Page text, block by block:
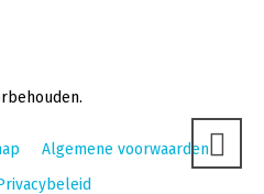
Algemene voorwaarden